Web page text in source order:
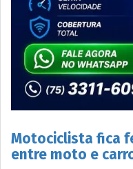
Motociclista fica
entre moto e